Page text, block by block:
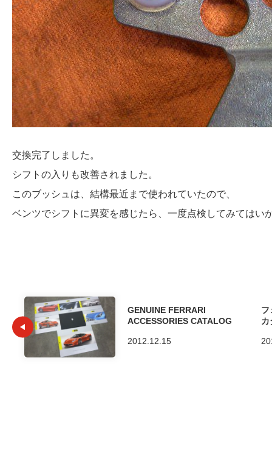
交換完了しました。
シフトの入りも改善されました。
このブッシュは、結構最近まで使われていたので、
ベンツでシフトに異変を感じたら、一度点検してみてはい
GENUINE FERRARI
ACCESSORIES CATALOG
2012.12.15
カ